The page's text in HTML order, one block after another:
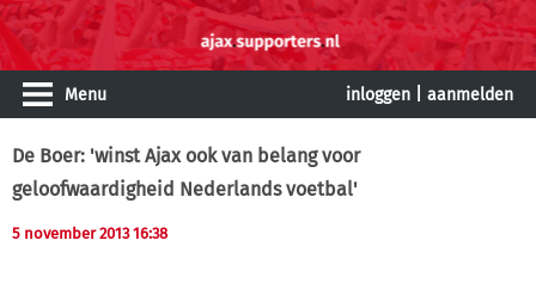
Menu inloggen aanmelden
De Boer: 'winst Ajax ook van belang voor
geloofwaardigheid Nederlands voetbal'
5 november 2013 16:38